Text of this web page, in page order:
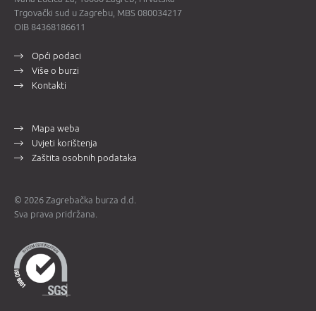
Trgovački sud u Zagrebu, MBS 080034217
OIB 84368186611
Opći podaci
Više o burzi
Kontakti
Mapa weba
Uvjeti korištenja
Zaštita osobnih podataka
© 2026 Zagrebačka burza d.d.
Sva prava pridržana.